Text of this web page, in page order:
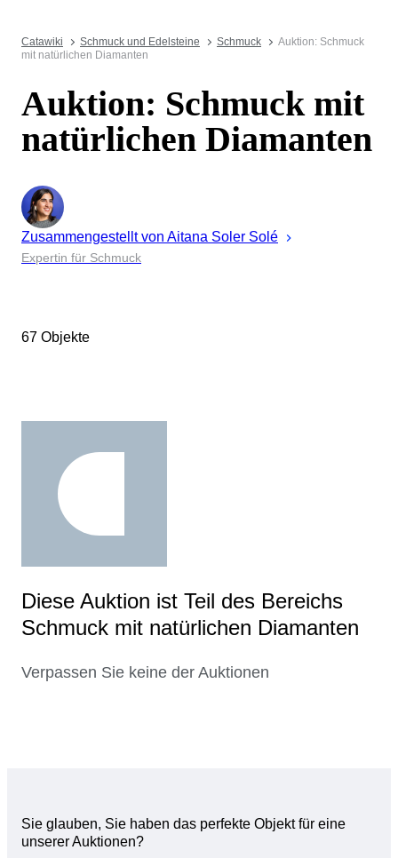
Catawiki Schmuck und Edelsteine Schmuck
Auktion: Schmuck
mit natürlichen Diamanten
Auktion: Schmuck mit
natürlichen Diamanten
Zusammengestellt von Aitana Soler Solé
Expertin für Schmuck
67 Objekte
Diese Auktion ist Teil des Bereichs
Schmuck mit natürlichen Diamanten
Verpassen Sie keine der Auktionen
Sie glauben, Sie haben das perfekte Objekt für eine
unserer Auktionen?